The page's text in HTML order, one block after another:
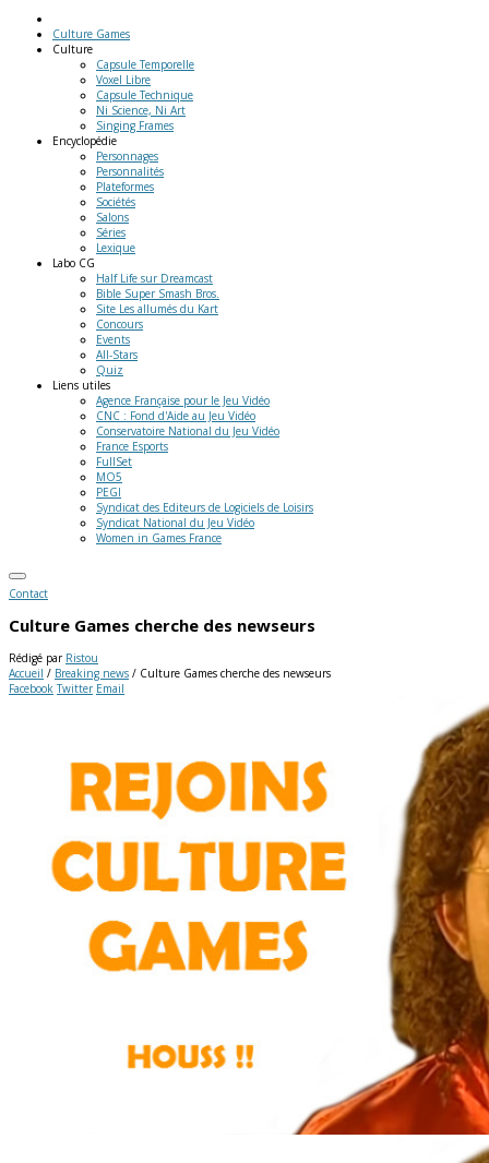
Culture Games
Culture
Capsule Temporelle
Voxel Libre
Capsule Technique
Ni Science, Ni Art
Singing Frames
Encyclopédie
Personnages
Personnalités
Plateformes
Sociétés
Salons
Séries
Lexique
Labo CG
Half Life sur Dreamcast
Bible Super Smash Bros.
Site Les allumés du Kart
Concours
Events
All-Stars
Quiz
Liens utiles
Agence Française pour le Jeu Vidéo
CNC : Fond d'Aide au Jeu Vidéo
Conservatoire National du Jeu Vidéo
France Esports
FullSet
MO5
PEGI
Syndicat des Editeurs de Logiciels de Loisirs
Syndicat National du Jeu Vidéo
Women in Games France
Contact
Culture Games cherche des newseurs
Rédigé par Ristou
Accueil / Breaking news / Culture Games cherche des newseurs
Facebook Twitter Email